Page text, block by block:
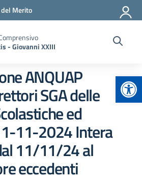
Merito
- Giovanni XXIII
ANQUAP
SGA delle
ed
11-2024 Intera
11/11/24 al
eccedenti